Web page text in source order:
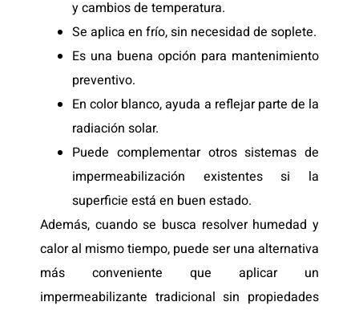
y cambios de temperatura.
Se aplica en frío, sin necesidad de soplete.
Es una buena opción para mantenimiento
preventivo.
En color blanco, ayuda a reflejar parte de la
radiación solar.
Puede complementar otros sistemas de
impermeabilización existentes si la
superficie está en buen estado.
Además, cuando se busca resolver humedad y
calor al mismo tiempo, puede ser una alternativa
más conveniente que aplicar un
impermeabilizante tradicional sin propiedades